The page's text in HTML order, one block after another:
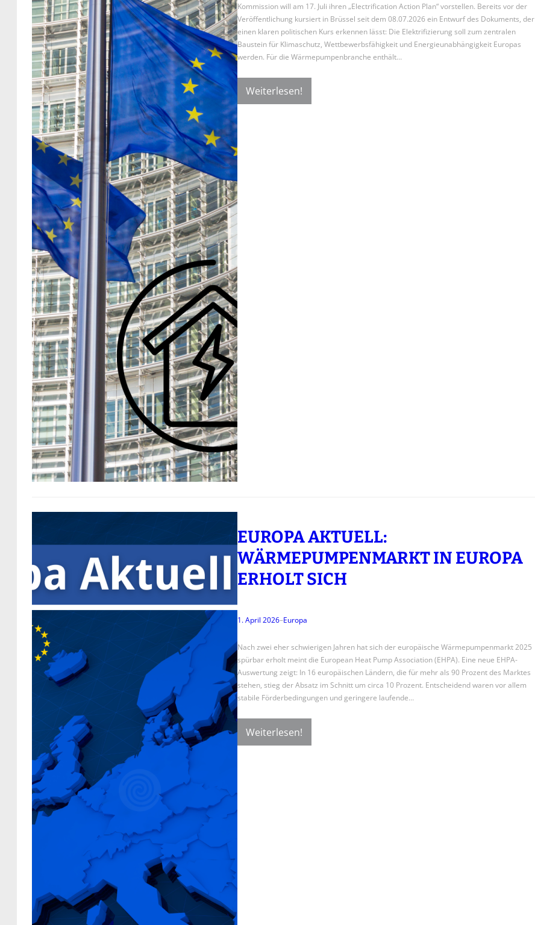
Kommission will am 17. Juli ihren „Electrification Action Plan“ vorstellen. Bereits vor der
Veröffentlichung kursiert in Brüssel seit dem 08.07.2026 ein Entwurf des Dokuments, der
einen klaren politischen Kurs erkennen lässt: Die Elektrifizierung soll zum zentralen
Baustein für Klimaschutz, Wettbewerbsfähigkeit und Energieunabhängigkeit Europas
werden. Für die Wärmepumpenbranche enthält…
Weiterlesen!
EUROPA AKTUELL:
WÄRMEPUMPENMARKT IN EUROPA
ERHOLT SICH
1. April 2026–Europa
Nach zwei eher schwierigen Jahren hat sich der europäische Wärmepumpenmarkt 2025
spürbar erholt meint die European Heat Pump Association (EHPA). Eine neue EHPA-
Auswertung zeigt: In 16 europäischen Ländern, die für mehr als 90 Prozent des Marktes
stehen, stieg der Absatz im Schnitt um circa 10 Prozent. Entscheidend waren vor allem
stabile Förderbedingungen und geringere laufende…
Weiterlesen!